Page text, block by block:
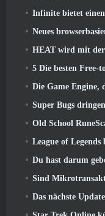
Infinite bietet einen ersten Blick auf
Neues browserbasiertes
HEAT wird mit der
5 Die besten Free-to-Play-
Die Game Engine, die das
Super Bugs dringen im
Old School RuneScape veröffentlicht die
League of Legends
Du hast darum gebeten,
Sind
Das nächste Update von